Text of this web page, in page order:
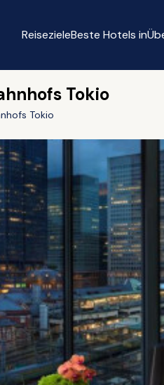
ReisezieleBeste Hotels in
Tokio
Tokio